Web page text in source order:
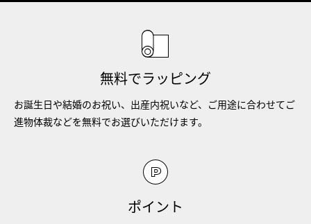
無料でラッピング
お誕生日や結婚のお祝い、出産内祝いなど、ご用途に合わせてご
進物体裁などを無料でお選びいただけます。
ポイント